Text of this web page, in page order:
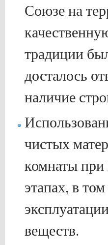
Союзе на
традиции
досталось
наличие
чистых
комнаты при
этапах, в
веществ.